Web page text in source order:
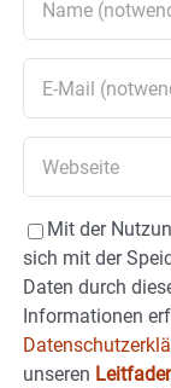
Mit der
sich mit der
Daten durch
Informationen
unseren